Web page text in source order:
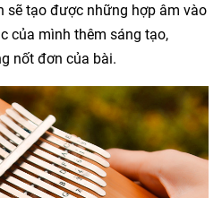
sẽ tạo được những hợp âm vào
của mình thêm sáng tạo,
nốt đơn của bài.